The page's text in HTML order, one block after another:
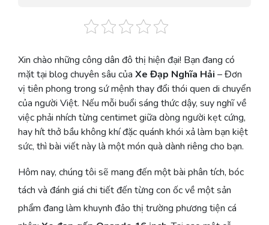
Xin chào những công dân đô thị hiện đại! Bạn đang có
mặt tại blog chuyên sâu của Xe Đạp Nghĩa Hải – Đơn
vị tiên phong trong sứ mệnh thay đổi thói quen di chuyển
của người Việt. Nếu mỗi buổi sáng thức dậy, suy nghĩ về
việc phải nhích từng centimet giữa dòng người kẹt cứng,
hay hít thở bầu không khí đặc quánh khói xả làm bạn kiệt
sức, thì bài viết này là một món quà dành riêng cho bạn.
Hôm nay, chúng tôi sẽ mang đến một bài phân tích, bóc
tách và đánh giá chi tiết đến từng con ốc về một sản
phẩm đang làm khuynh đảo thị trường phương tiện cá